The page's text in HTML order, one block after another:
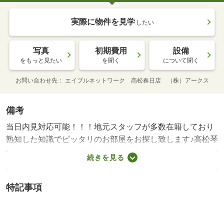
実際に物件を見学 したい
写真
をもっと見たい
初期費用
を聞く
設備
について聞く
お問い合わせ先 エイブルネットワーク 高松春日店 （株）アークス
備考
当日内見対応可能！！！地元スタッフが多数在籍しており
熟知した知識でピッタリのお部屋をお探し致します♪高松琴
平電気鉄道琴平線太田周辺への引っ越しをお考えなら「レ
オパレスネーブルⅡ」。便利なスーパー「ハローズ 多肥
性の方も安心です。通勤時間を短縮したいなら、高松琴平
続きを見る
特記事項